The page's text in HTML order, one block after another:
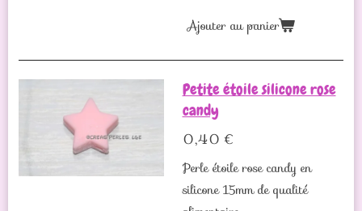
Ajouter au panier
Petite étoile silicone rose
candy
0,40 €
Perle étoile rose candy en
silicone 15mm de qualité